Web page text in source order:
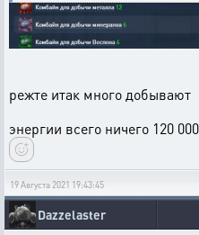
режте итак много добывают
энергии всего ничего 120
19 Августа 2021 19:43:45
Dazzelaster